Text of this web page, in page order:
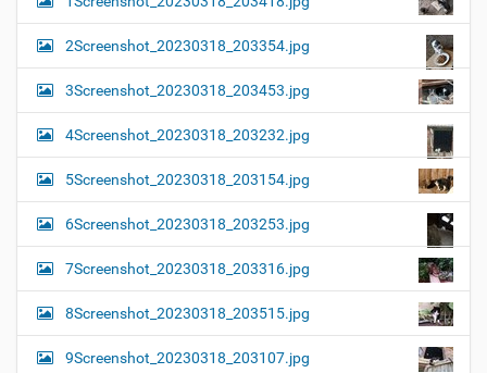
2Screenshot_20230318_203354.jpg
3Screenshot_20230318_203453.jpg
4Screenshot_20230318_203232.jpg
5Screenshot_20230318_203154.jpg
6Screenshot_20230318_203253.jpg
7Screenshot_20230318_203316.jpg
8Screenshot_20230318_203515.jpg
9Screenshot_20230318_203107.jpg